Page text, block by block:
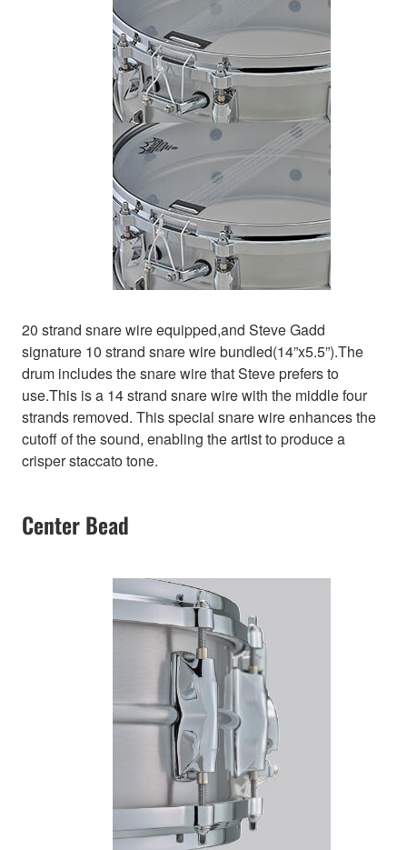
20 strand snare wire equipped,and Steve Gadd
signature 10 strand snare wire bundled(14”x5.5”).The
drum includes the snare wire that Steve prefers to
use.This is a 14 strand snare wire with the middle four
strands removed. This special snare wire enhances the
cutoff of the sound, enabling the artist to produce a
crisper staccato tone.
Center Bead